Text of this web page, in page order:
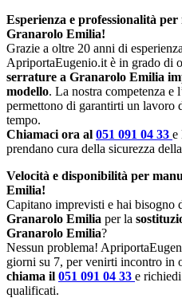
Esperienza e professionalità
Granarolo Emilia!
Grazie a oltre 20 anni di
ApriportaEugenio.it è in grado di
serrature a Granarolo Emilia
modello. La nostra competenza e
permettono di garantirti un lavoro
tempo.
Chiamaci ora al 051 091 04 33 e
prendano cura della sicurezza
Velocità e disponibilità per
Emilia!
Capitano imprevisti e hai bisogno
Granarolo Emilia per la
Granarolo Emilia?
Nessun problema!
giorni su 7, per venirti incontro in
chiama il 051 091 04 33 e
qualificati.